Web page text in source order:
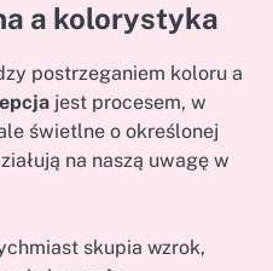
a kolorystyka
postrzeganiem koloru a
jest procesem, w
świetlne o określonej
na naszą uwagę w
skupia wzrok,